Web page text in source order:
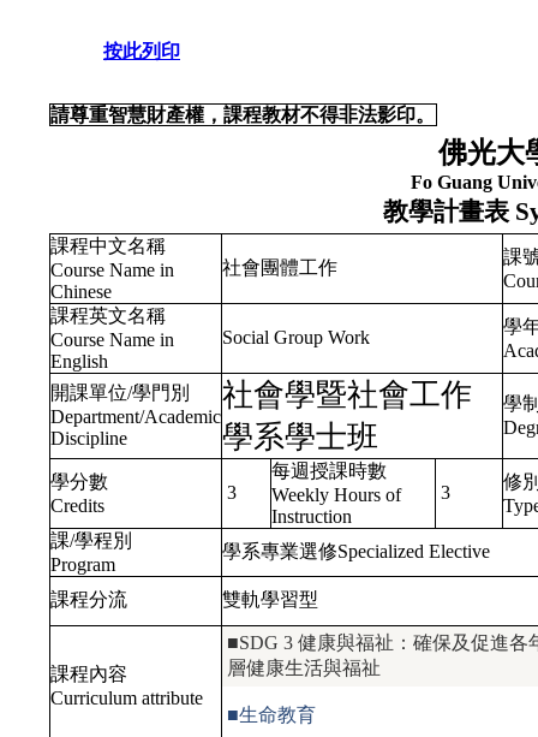
按此列印
請尊重智慧財產權，課程教材不得非法影印。
佛光大
Fo Guang
教學計畫表
課程中文名稱
Course Name in
Chinese
社會團體工作
課
課程英文名稱
Course Name in
English
Social Group Work
學
開課單位/學門別
Department/Academic
Discipline
社會學暨社會工作
學系學士班
學
學分數
Credits
3
每週授課時數
Weekly Hours of
Instruction
3
修
課/學程別
Program
學系專業選修Specialized Elective
課程分流 雙軌學習型
課程內容
Curriculum attribute
■SDG 3 健康與福祉：確保及促進各
層健康生活與福祉
■生命教育